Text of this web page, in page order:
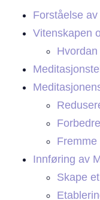
Forståelse
Vitenskapen
Innføring av
Skape